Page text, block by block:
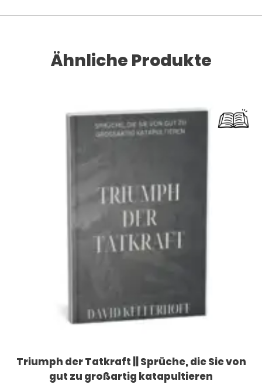
Ähnliche Produkte
Triumph der Tatkraft || Sprüche, die Sie von
gut zu großartig katapultieren